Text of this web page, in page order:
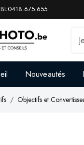
Nouveautés
Objectifs et